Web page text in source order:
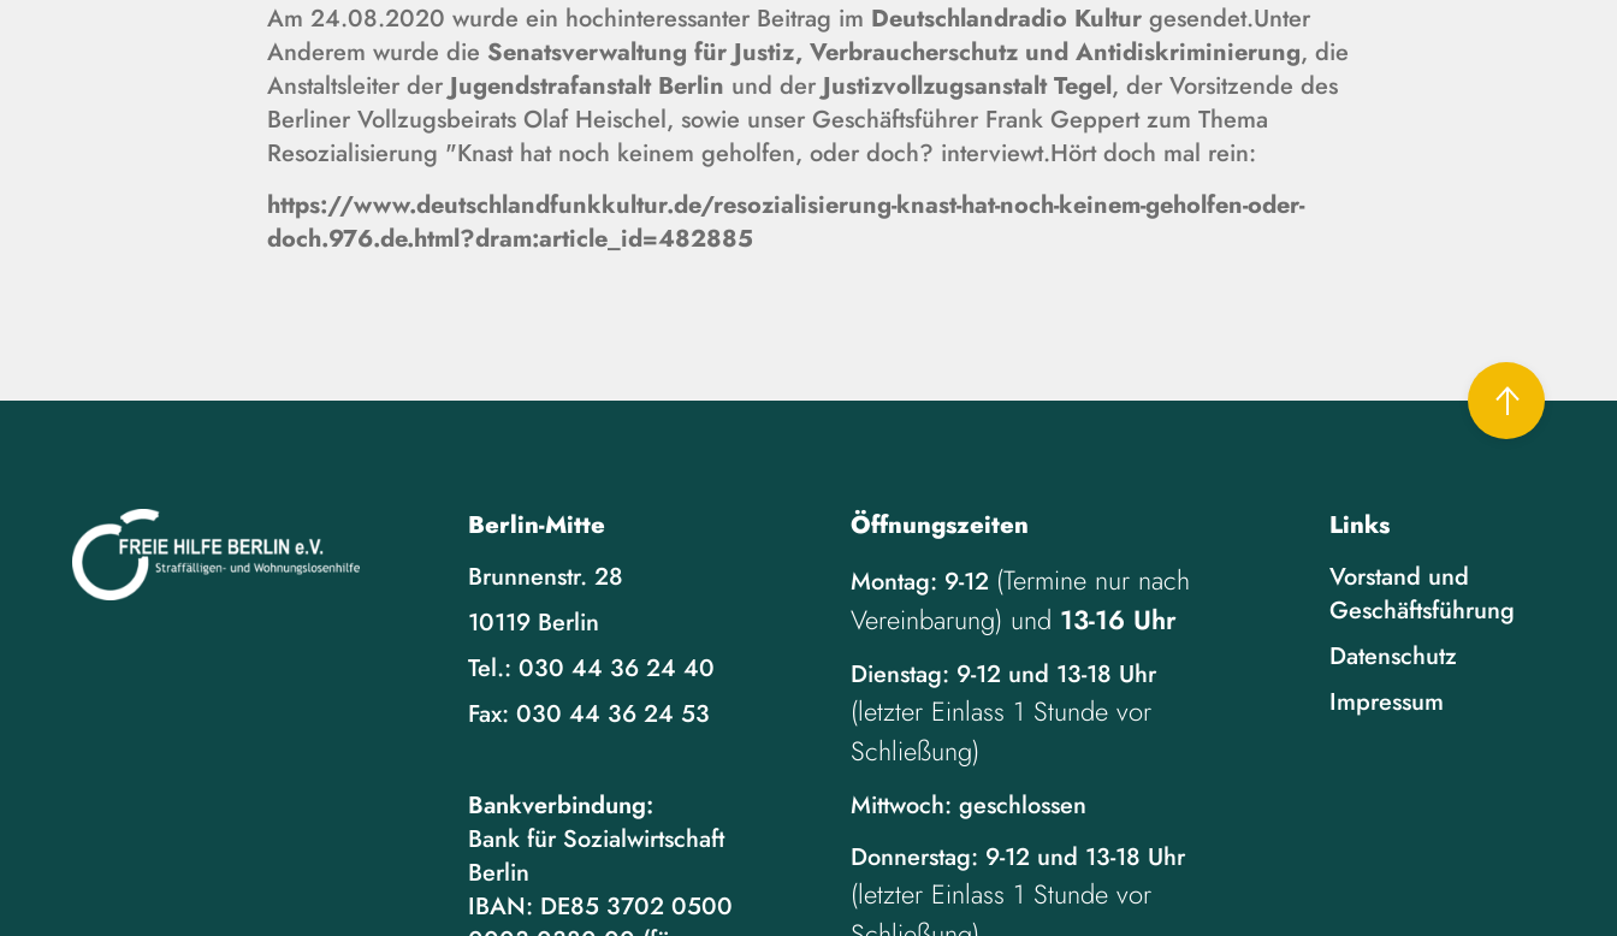
Am 24.08.2020 wurde ein hochinteressanter Beitrag im Deutschlandradio Kultur gesendet.Unter
Anderem wurde die Senatsverwaltung für Justiz, Verbraucherschutz und Antidiskriminierung, die
Anstaltsleiter derJugendstrafanstalt Berlin und derJustizvollzugsanstalt Tegel, der Vorsitzende des
Berliner Vollzugsbeirats Olaf Heischel, sowie unser Geschäftsführer Frank Geppert zum Thema
Resozialisierung "Knast hat noch keinem geholfen, oder doch? interviewt.Hört doch mal rein:
https://www.deutschlandfunkkultur.de/resozialisierung-knast-hat-noch-keinem-geholfen-oder-
doch.976.de.html?dram:article_id=482885
Berlin-Mitte
Brunnenstr. 28
10119 Berlin
Tel.: 030 44 36 24 40
Fax: 030 44 36 24 53
Bankverbindung:
Bank für Sozialwirtschaft
Berlin
IBAN: DE85 3702 0500
Öffnungszeiten
Montag: 9-12 (Termine nur nach
Vereinbarung) und 13-16 Uhr
Dienstag: 9-12 und 13-18 Uhr
(letzter Einlass 1 Stunde vor
Schließung)
Mittwoch: geschlossen
Donnerstag: 9-12 und 13-18 Uhr
(letzter Einlass 1 Stunde vor
Links
Vorstand und
Geschäftsführung
Datenschutz
Impressum